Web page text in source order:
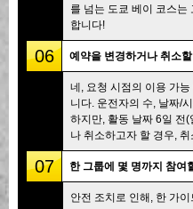
를 넘는 도쿄 베이 코스는
합니다!
06 예약을 변경하거나 취소
네, 요청 시점의 이용 가
니다. 운전자의 수, 날짜/
하지만, 활동 날짜 6일 전
나 취소하고자 할 경우,
07 한 그룹에 몇 명까지 참여
안전 조치로 인해, 한 가